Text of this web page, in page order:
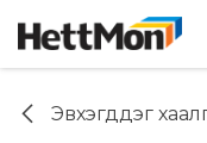
Эвхэгддэг